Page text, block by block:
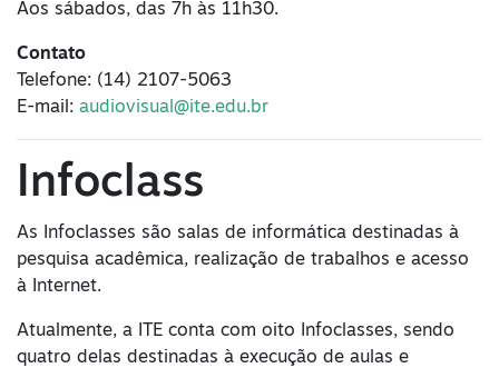
Aos sábados, das 7h às 11h30.
Contato
Telefone: (14) 2107-5063
E-mail: audiovisual@ite.edu.br
Infoclass
As Infoclasses são salas de informática destinadas à
pesquisa acadêmica, realização de trabalhos e acesso
à Internet.
Atualmente, a ITE conta com oito Infoclasses, sendo
quatro delas destinadas à execução de aulas e